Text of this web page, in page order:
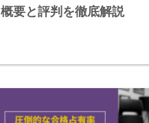
概要と評判を徹底解説